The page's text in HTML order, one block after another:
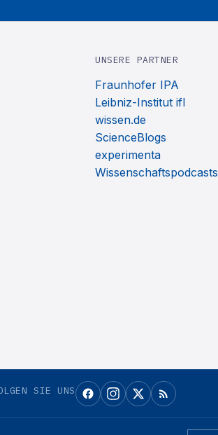
UNSERE PARTNER
Fraunhofer IPA
Leibniz-Institut ifl
wissen.de
ScienceBlogs
experimenta
Wissenschaftspodcasts
SIE UNS